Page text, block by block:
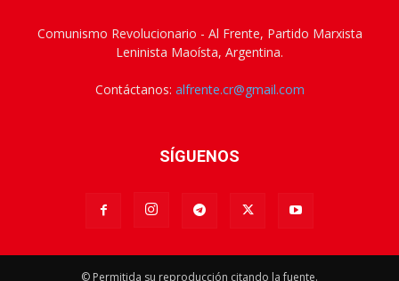
Comunismo Revolucionario - Al Frente, Partido Marxista
Leninista Maoísta, Argentina.
Contáctanos: alfrente.cr@gmail.com
SÍGUENOS
© Permitida su reproducción citando la fuente.